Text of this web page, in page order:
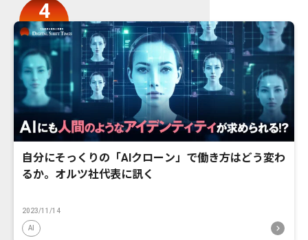
自分にそっくりの「AIクローン」で働き方はどう変わ
るか。オルツ社代表に訊く
2023/11/14
AI